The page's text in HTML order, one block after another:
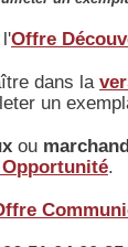
l'Offre
dans la
un
ou
.